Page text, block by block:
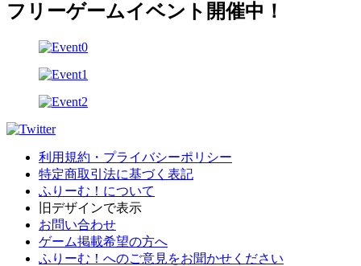
フリーゲームイベント開催中！
利用規約・プライバシーポリシー
特定商取引法に基づく表記
ふりーむ！について
旧デザインで表示
お問い合わせ
ゲーム掲載希望の方へ
ふりーむ！へのご意見をお聞かせください